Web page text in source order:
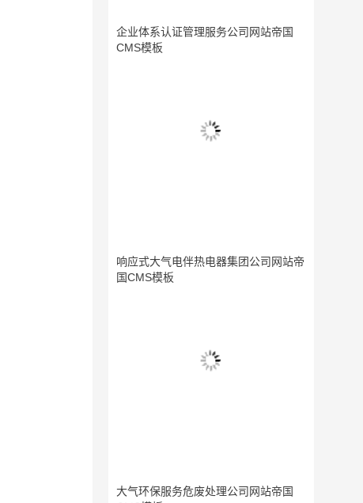
企业体系认证管理服务公司网站帝国
CMS模板
响应式大气电伴热电器集团公司网站帝
国CMS模板
大气环保服务危废处理公司网站帝国